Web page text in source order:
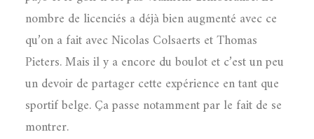
nombre de licenciés a déjà bien augmenté avec ce
qu’on a fait avec Nicolas Colsaerts et Thomas
Pieters. Mais il y a encore du boulot et c’est un peu
un devoir de partager cette expérience en tant que
sportif belge. Ça passe notamment par le fait de se
montrer.